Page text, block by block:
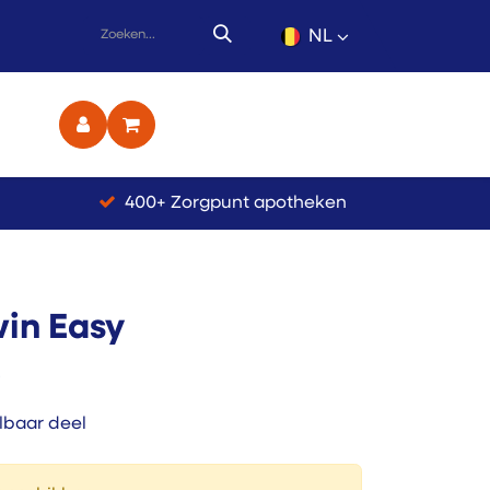
NL
400+ Zorgpunt apotheken
Easy
deel